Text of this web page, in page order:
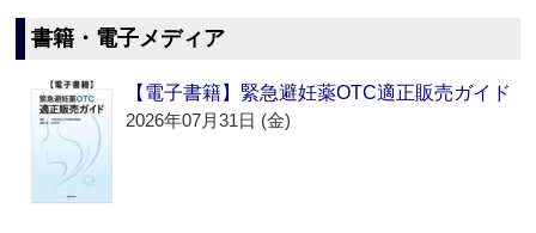
書籍・電子メディア
【電子書籍】緊急避妊薬OTC適正販売ガイド
2026年07月31日 (金)